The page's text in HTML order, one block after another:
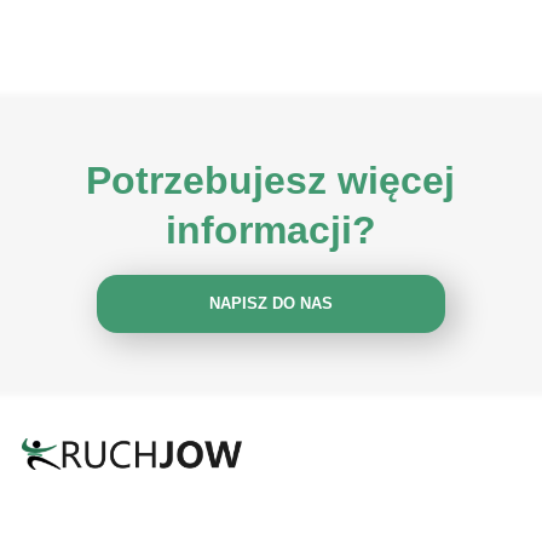
Potrzebujesz więcej
informacji?
NAPISZ DO NAS